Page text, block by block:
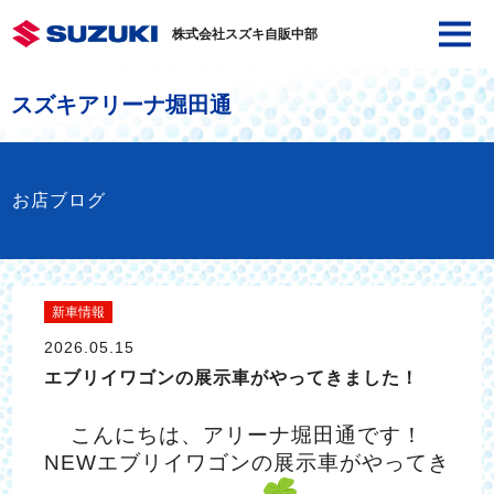
株式会社スズキ自販中部
スズキアリーナ堀田通
お店ブログ
新車情報
2026.05.15
エブリイワゴンの展示車がやってきました！
こんにちは、アリーナ堀田通です！
NEWエブリイワゴンの展示車がやってき